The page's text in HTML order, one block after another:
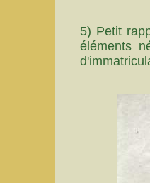
5) Petit
éléments